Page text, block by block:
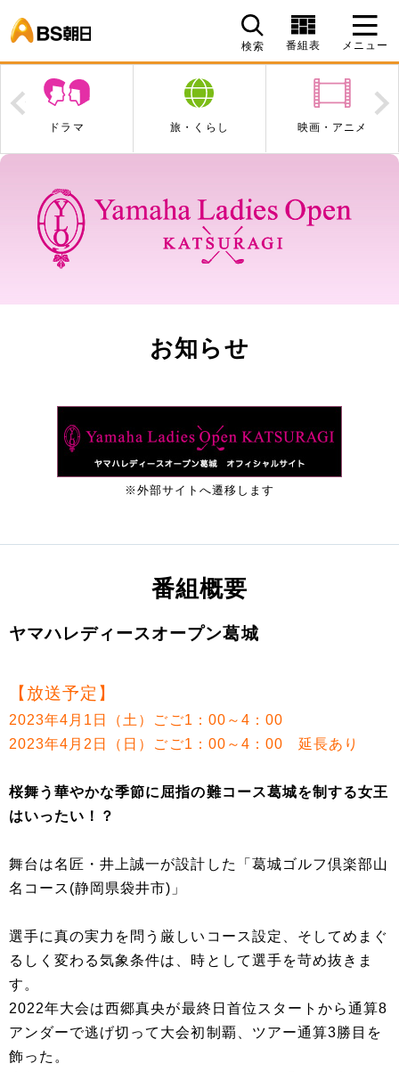
検索 番組表 メニュー
ドラマ 旅・くらし 映画・アニメ
Prev
お知らせ
※外部サイトへ遷移します
番組概要
ヤマハレディースオープン葛城
【放送予定】
2023年4月1日（土）ごご1：00～4：00
2023年4月2日（日）ごご1：00～4：00 延長あり
桜舞う華やかな季節に屈指の難コース葛城を制する女王
はいったい！？
舞台は名匠・井上誠一が設計した「葛城ゴルフ倶楽部山
名コース(静岡県袋井市)」
選手に真の実力を問う厳しいコース設定、そしてめまぐ
るしく変わる気象条件は、時として選手を苛め抜きま
す。
2022年大会は西郷真央が最終日首位スタートから通算8
アンダーで逃げ切って大会初制覇、ツアー通算3勝目を
飾った。